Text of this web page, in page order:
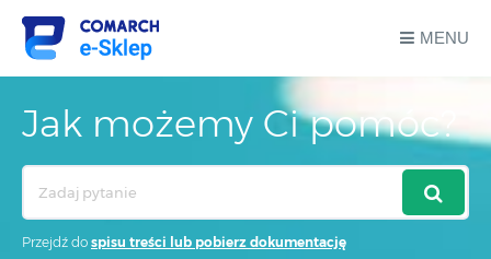
MENU
Jak możemy Ci pomóc?
Przejdź do spisu treści lub pobierz dokumentację